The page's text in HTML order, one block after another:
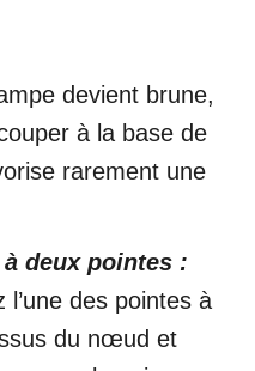
devient brune,
à la base de
rarement une
deux pointes :
des pointes à
du nœud et